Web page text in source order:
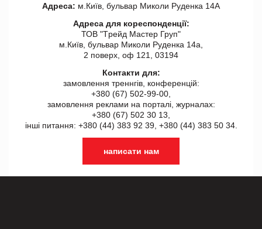
Адреса: м.Київ, бульвар Миколи Руденка 14А
Адреса для кореспонденції:
ТОВ "Tрейд Мастер Груп"
м.Київ, бульвар Миколи Руденка 14а,
2 поверх, оф 121, 03194
Контакти для:
замовлення треннгів, конференцій:
+380 (67) 502-99-00,
замовлення реклами на порталі, журналах:
+380 (67) 502 30 13,
інші питання: +380 (44) 383 92 39, +380 (44) 383 50 34.
написати нам